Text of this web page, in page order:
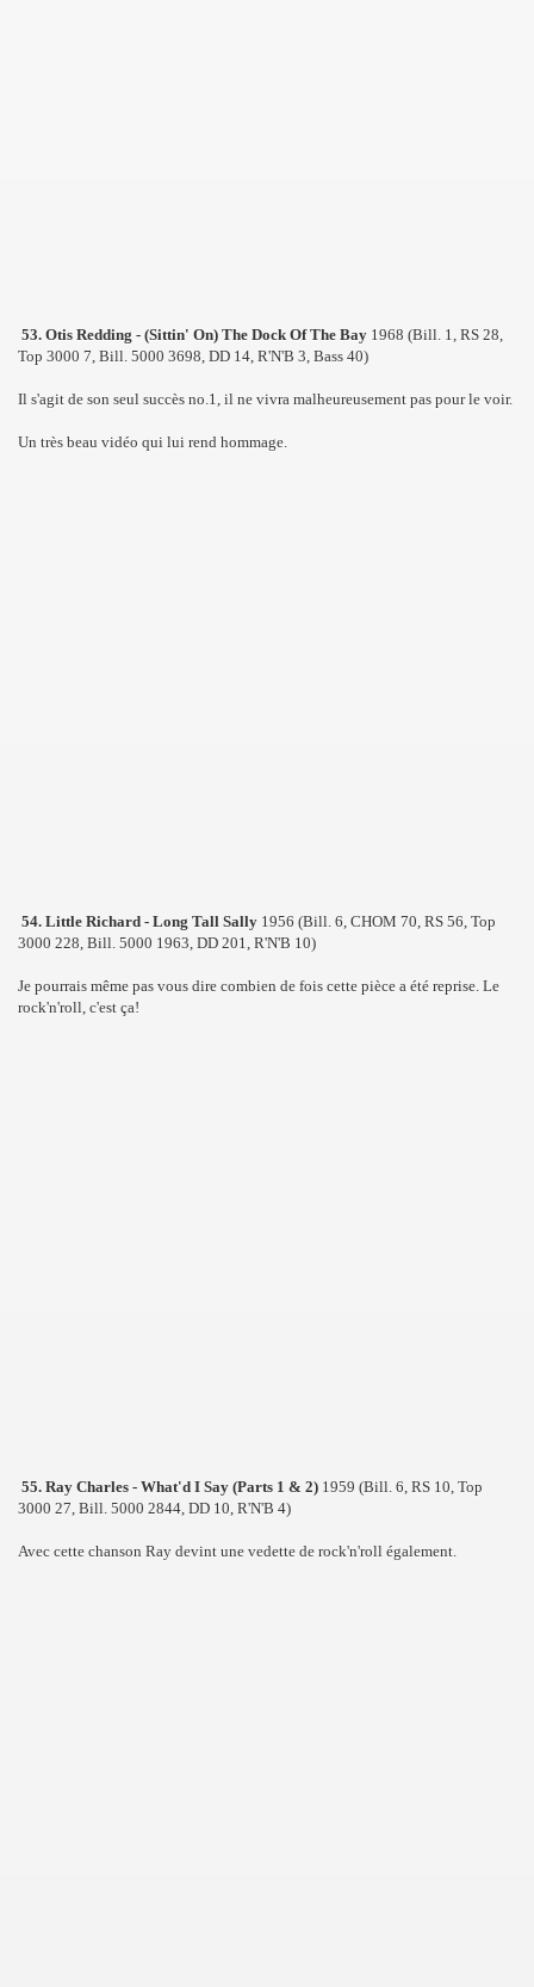
53. Otis Redding - (Sittin' On) The Dock Of The Bay 1968 (Bill. 1, RS 28,
Top 3000 7, Bill. 5000 3698, DD 14, R'N'B 3, Bass 40)
Il s'agit de son seul succès no.1, il ne vivra malheureusement pas pour le voir.
Un très beau vidéo qui lui rend hommage.
54. Little Richard - Long Tall Sally 1956 (Bill. 6, CHOM 70, RS 56, Top
3000 228, Bill. 5000 1963, DD 201, R'N'B 10)
Je pourrais même pas vous dire combien de fois cette pièce a été reprise. Le
rock'n'roll, c'est ça!
55. Ray Charles - What'd I Say (Parts 1 & 2) 1959 (Bill. 6, RS 10, Top
3000 27, Bill. 5000 2844, DD 10, R'N'B 4)
Avec cette chanson Ray devint une vedette de rock'n'roll également.